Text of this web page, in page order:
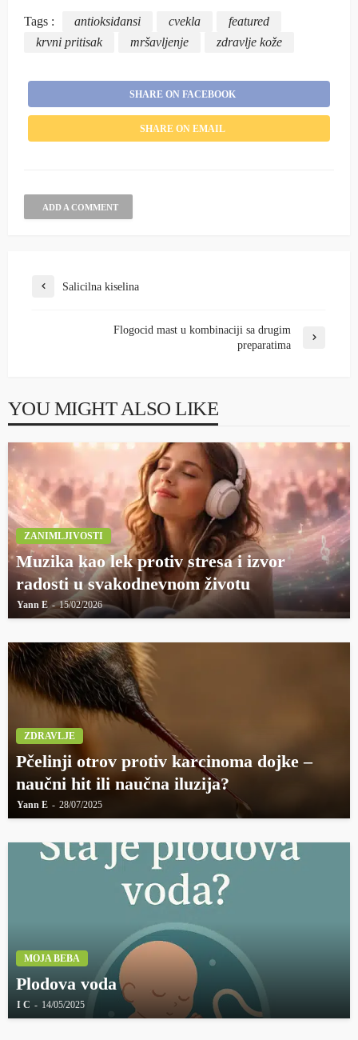
Tags : antioksidansi cvekla
featured
krvni pritisak
mršavljenje zdravlje kože
SHARE ON FACEBOOK
SHARE ON EMAIL
ADD A COMMENT
Salicilna kiselina
Flogocid mast u kombinaciji sa drugim
preparatima
YOU MIGHT ALSO LIKE
ZANIMLJIVOSTI
Muzika kao lek protiv stresa i izvor
radosti u svakodnevnom životu
Yann E 15/02/2026
ZDRAVLJE
Pčelinji otrov protiv karcinoma dojke –
naučni hit ili naučna iluzija?
Yann E 28/07/2025
MOJA BEBA
Plodova voda
I C 14/05/2025